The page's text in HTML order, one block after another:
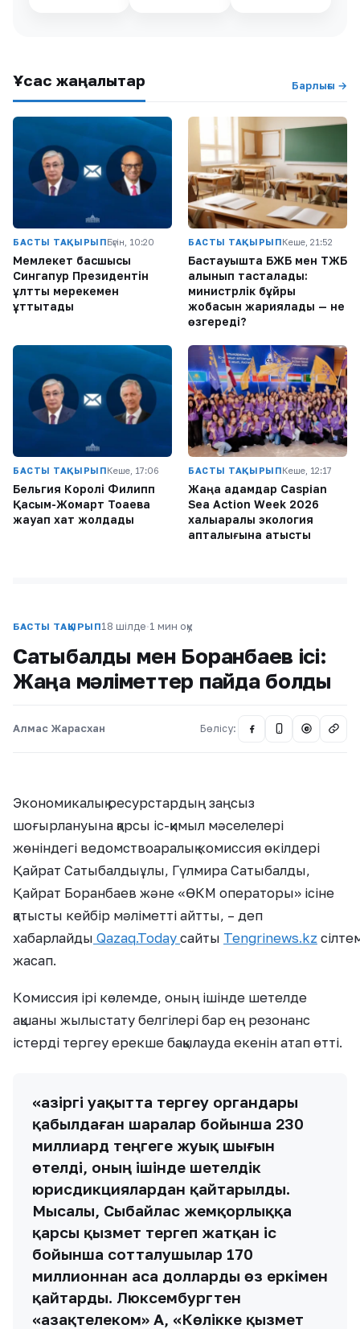
Ұқсас жаңалықтар Барлығы →
БАСТЫ ТАҚЫРЫПБүгін, 10:20
Мемлекет басшысы
Сингапур Президентін
ұлттық мерекемен
құттықтады
БАСТЫ ТАҚЫРЫПКеше, 21:52
Бастауышта БЖБ мен ТЖБ
алынып тасталады:
министрлік бұйрық
жобасын жариялады — не
өзгереді?
БАСТЫ ТАҚЫРЫПКеше, 17:06
Бельгия Королі Филипп
Қасым-Жомарт Тоқаевқа
жауап хат жолдады
БАСТЫ ТАҚЫРЫПКеше, 12:17
Жаңа адамдар Caspian
Sea Action Week 2026
халықаралық экология
апталығына қатысты
БАСТЫ ТАҚЫРЫП18 шілде·1 мин оқу
Сатыбалды мен Боранбаев ісі:
Жаңа мәліметтер пайда болды
Алмас Жарасхан Бөлісу: @
Экономикалық ресурстардың заңсыз
шоғырлануына қарсы іс-қимыл мәселелері
жөніндегі ведомствоаралық комиссия өкілдері
Қайрат Сатыбалдыұлы, Гүлмира Сатыбалды,
Қайрат Боранбаев және «ӨКМ операторы» ісіне
қатысты кейбір мәліметті айтты, – деп
хабарлайды Qazaq.Today сайты Tengrinews.kz
жасап.
Комиссия ірі көлемде, оның ішінде шетелде
ақшаны жылыстату белгілері бар ең резонанс
істерді тергеу ерекше бақылауда екенін атап өтті.
«Қазіргі уақытта тергеу органдары
қабылдаған шаралар бойынша 230
миллиард теңгеге жуық шығын
өтелді, оның ішінде шетелдік
юрисдикциялардан қайтарылды.
Мысалы, Сыбайлас жемқорлыққа
қарсы қызмет тергеп жатқан іс
бойынша сотталушылар 170
миллионнан аса долларды өз еркімен
қайтарды. Люксембургтен
«Қазақтелеком» АҚ, «Көлікке қызмет